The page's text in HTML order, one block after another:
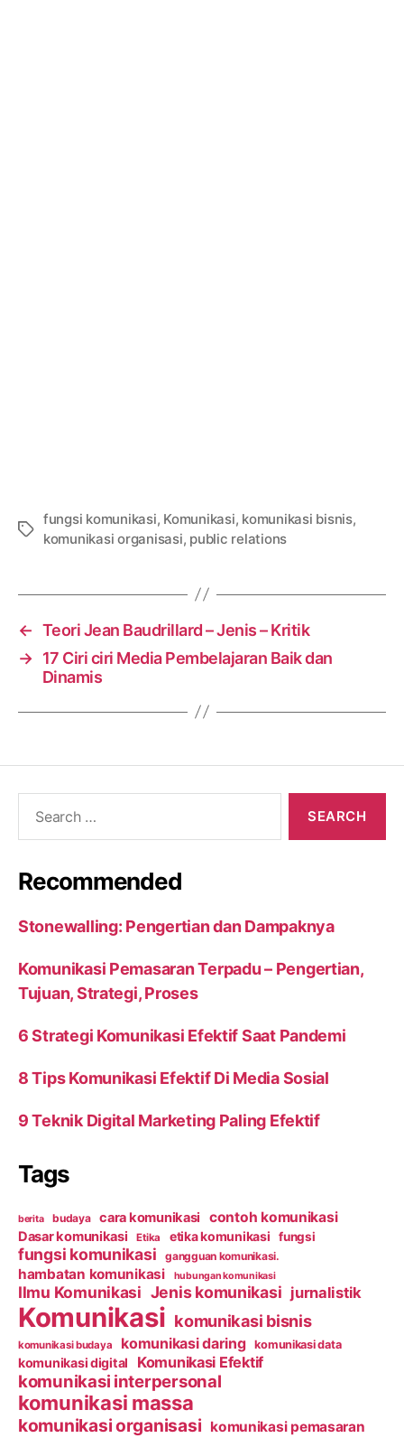
Tags
fungsi komunikasi, Komunikasi, komunikasi bisnis,
komunikasi organisasi, public relations
← Teori Jean Baudrillard – Jenis – Kritik
→ 17 Ciri ciri Media Pembelajaran Baik dan
Dinamis
Recommended
Stonewalling: Pengertian dan Dampaknya
Komunikasi Pemasaran Terpadu – Pengertian,
Tujuan, Strategi, Proses
6 Strategi Komunikasi Efektif Saat Pandemi
8 Tips Komunikasi Efektif Di Media Sosial
9 Teknik Digital Marketing Paling Efektif
Tags
berita budaya cara komunikasi contoh komunikasi
Dasar komunikasi Etika etika komunikasi fungsi
fungsi komunikasi gangguan komunikasi.
hambatan komunikasi hubungan komunikasi
Ilmu Komunikasi Jenis komunikasi jurnalistik
Komunikasi komunikasi bisnis
komunikasi budaya komunikasi daring komunikasi data
komunikasi digital Komunikasi Efektif
komunikasi interpersonal
komunikasi massa
komunikasi organisasi komunikasi pemasaran